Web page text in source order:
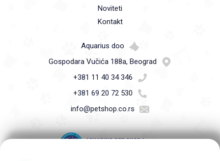
Noviteti
Kontakt
Aquarius doo
Gospodara Vučića 188a, Beograd
+381 11 40 34 346
+381 69 20 72 530
info@petshop.co.rs